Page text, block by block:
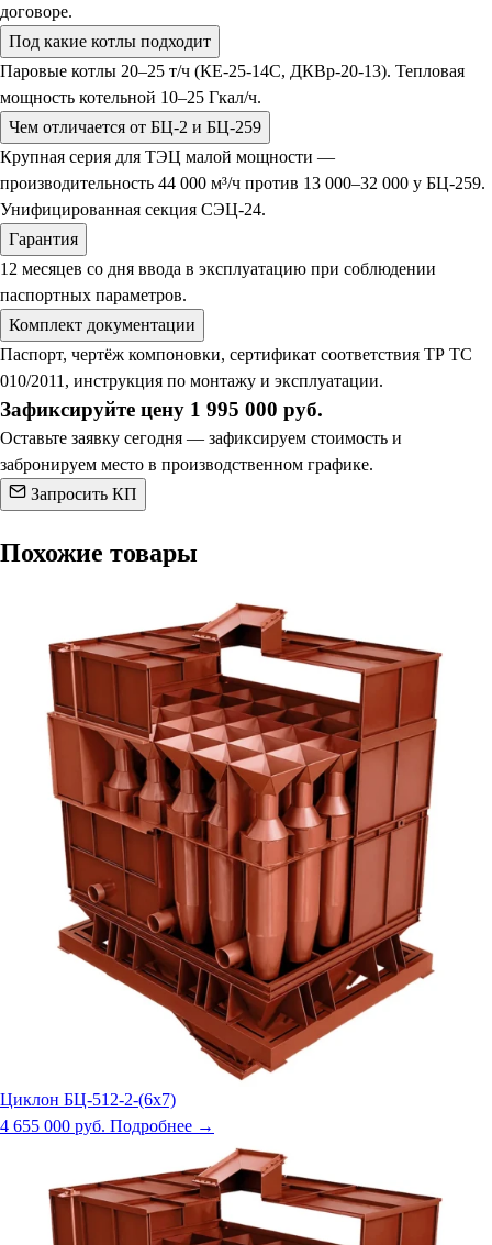
договоре.
Под какие котлы подходит
Паровые котлы 20–25 т/ч (КЕ-25-14С, ДКВр-20-13). Тепловая
мощность котельной 10–25 Гкал/ч.
Чем отличается от БЦ-2 и БЦ-259
Крупная серия для ТЭЦ малой мощности —
производительность 44 000 м³/ч против 13 000–32 000 у БЦ-259.
Унифицированная секция СЭЦ-24.
Гарантия
12 месяцев со дня ввода в эксплуатацию при соблюдении
паспортных параметров.
Комплект документации
Паспорт, чертёж компоновки, сертификат соответствия ТР ТС
010/2011, инструкция по монтажу и эксплуатации.
Зафиксируйте цену 1 995 000 руб.
Оставьте заявку сегодня — зафиксируем стоимость и
забронируем место в производственном графике.
Запросить КП
Похожие товары
Циклон БЦ-512-2-(6х7)
4 655 000 руб. Подробнее →